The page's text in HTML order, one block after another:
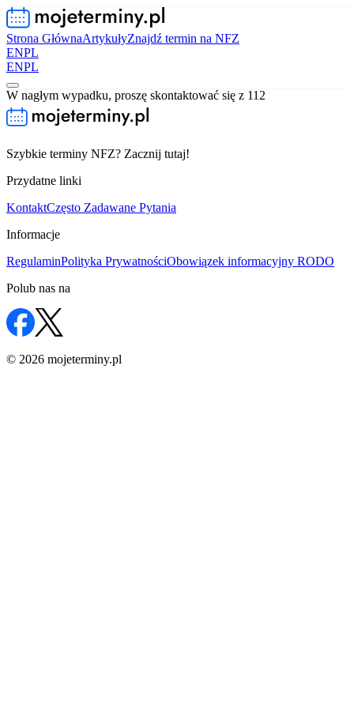
Strona GłównaArtykułyZnajdź termin na NFZ
ENPL
ENPL
W nagłym wypadku, proszę skontaktować się z 112
Szybkie terminy NFZ? Zacznij tutaj!
Przydatne linki
KontaktCzęsto Zadawane Pytania
Informacje
RegulaminPolityka PrywatnościObowiązek informacyjny RODO
Polub nas na
© 2026 mojeterminy.pl